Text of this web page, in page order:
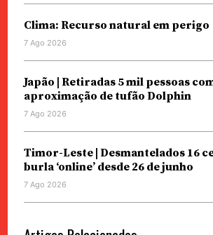
Clima: Recurso natural em perigo
7 Ago 2026
Japão | Retiradas 5 mil pessoas
aproximação de tufão Dolphin
7 Ago 2026
Timor-Leste | Desmantelados 16
burla ‘online’ desde 26 de junho
7 Ago 2026